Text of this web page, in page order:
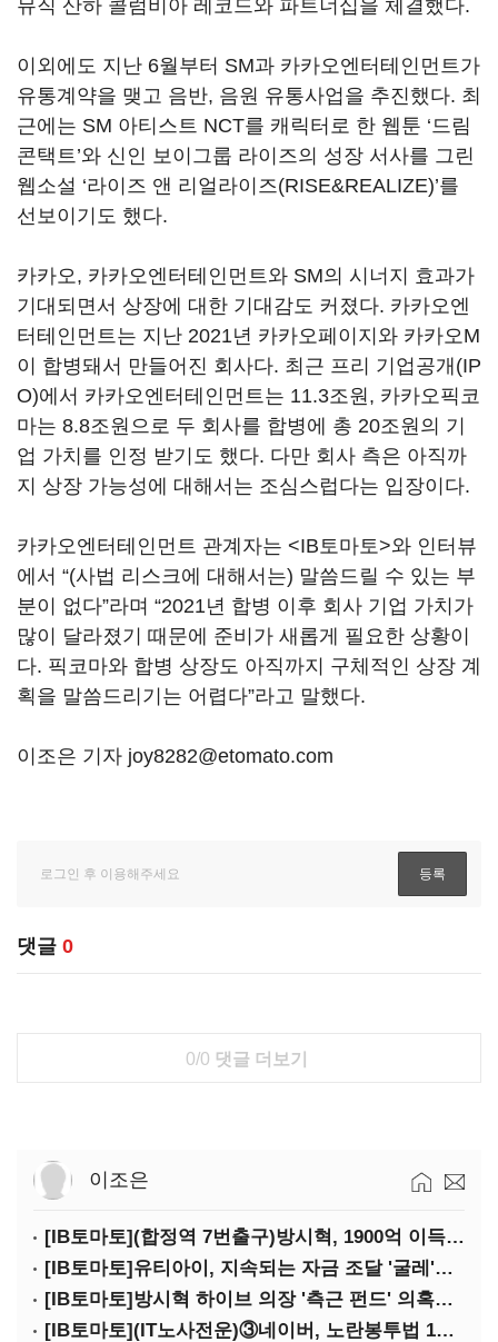
뮤직 산하 콜럼비아 레코드와 파트너십을 체결했다.
이외에도 지난 6월부터 SM과 카카오엔터테인먼트가
유통계약을 맺고 음반, 음원 유통사업을 추진했다. 최
근에는 SM 아티스트 NCT를 캐릭터로 한 웹툰 ‘드림
콘택트’와 신인 보이그룹 라이즈의 성장 서사를 그린
웹소설 ‘라이즈 앤 리얼라이즈(RISE&REALIZE)’를
선보이기도 했다.
카카오, 카카오엔터테인먼트와 SM의 시너지 효과가
기대되면서 상장에 대한 기대감도 커졌다. 카카오엔
터테인먼트는 지난 2021년 카카오페이지와 카카오M
이 합병돼서 만들어진 회사다. 최근 프리 기업공개(IP
O)에서 카카오엔터테인먼트는 11.3조원, 카카오픽코
마는 8.8조원으로 두 회사를 합병에 총 20조원의 기
업 가치를 인정 받기도 했다. 다만 회사 측은 아직까
지 상장 가능성에 대해서는 조심스럽다는 입장이다.
카카오엔터테인먼트 관계자는 <IB토마토>와 인터뷰
에서 “(사법 리스크에 대해서는) 말씀드릴 수 있는 부
분이 없다”라며 “2021년 합병 이후 회사 기업 가치가
많이 달라졌기 때문에 준비가 새롭게 필요한 상황이
다. 픽코마와 합병 상장도 아직까지 구체적인 상장 계
획을 말씀드리기는 어렵다”라고 말했다.
이조은 기자 joy8282@etomato.com
댓글 0
0/0 댓글 더보기
이조은
[IB토마토](합정역 7번출구)방시혁, 1900억 이득 논란…하이브 상장 진실은?
[IB토마토]유티아이, 지속되는 자금 조달 '굴레'…부채 리스크 고조
[IB토마토]방시혁 하이브 의장 '측근 펀드' 의혹…실상은 해외 투자 무산
[IB토마토](IT노사전운)③네이버, 노란봉투법 1호 되나…관건은 '진짜 주인'